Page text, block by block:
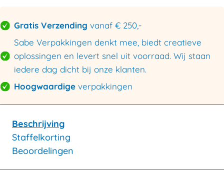
Gratis Verzending vanaf € 250,-
Sabe Verpakkingen denkt mee, biedt creatieve
oplossingen en levert snel uit voorraad. Wij staan
iedere dag dicht bij onze klanten.
Hoogwaardige verpakkingen
Beschrijving
Staffelkorting
Beoordelingen